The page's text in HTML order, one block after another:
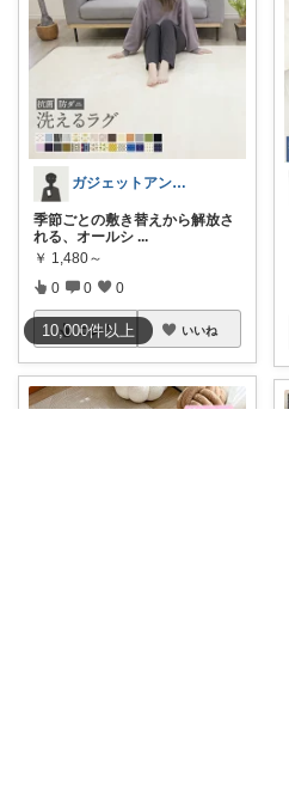
10,000件以上
ガジェットアンテナ｜時短家電と便利グッズ
季節ごとの敷き替えから解放さ
れる、オールシ ...
￥ 1,480～
0 0 0
コレ いいね